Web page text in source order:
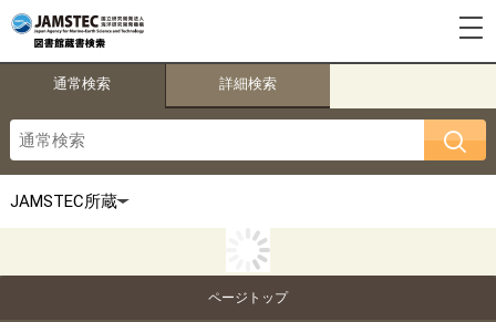
通常検索 詳細検索
ページトップ